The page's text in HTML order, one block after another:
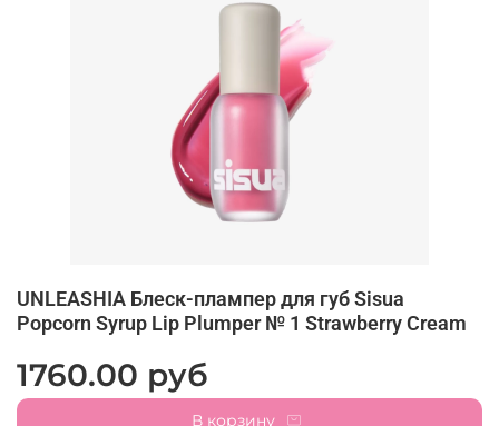
UNLEASHIA Блеск-плампер для губ Sisua
Popcorn Syrup Lip Plumper № 1 Strawberry Cream
1760.00 руб
В корзину